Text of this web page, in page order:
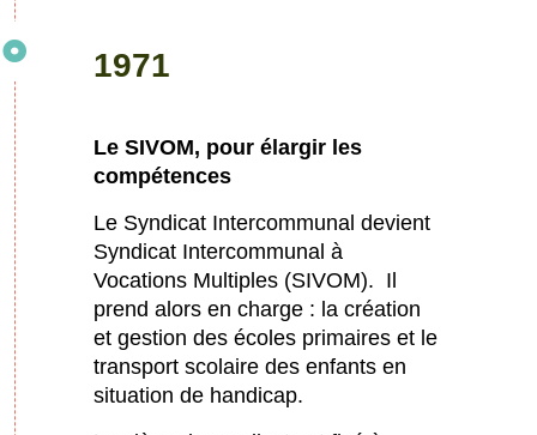
1971
Le SIVOM, pour élargir les
compétences
Le Syndicat Intercommunal devient
Syndicat Intercommunal à
Vocations Multiples (SIVOM). Il
prend alors en charge : la création
et gestion des écoles primaires et le
transport scolaire des enfants en
situation de handicap.